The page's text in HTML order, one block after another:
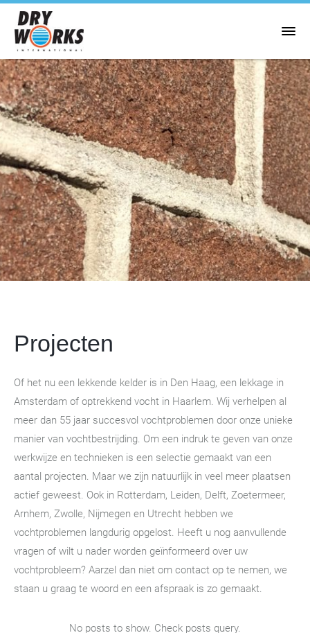
Projecten
Of het nu een lekkende kelder is in Den Haag, een lekkage in
Amsterdam of optrekkend vocht in Haarlem. Wij verhelpen al
meer dan 55 jaar succesvol vochtproblemen door onze unieke
manier van vochtbestrijding. Om een indruk te geven van onze
werkwijze en technieken is een selectie gemaakt van een
aantal projecten. Maar we zijn natuurlijk in veel meer plaatsen
actief geweest. Ook in Rotterdam, Leiden, Delft, Zoetermeer,
Arnhem, Zwolle, Nijmegen en Utrecht hebben we
vochtproblemen langdurig opgelost. Heeft u nog aanvullende
vragen of wilt u nader worden geïnformeerd over uw
vochtprobleem? Aarzel dan niet om contact op te nemen, we
staan u graag te woord en een afspraak is zo gemaakt.
No posts to show. Check posts query.